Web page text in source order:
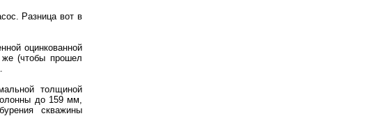
Разница вот в
оцинкованной
же (чтобы прошел
толщиной
до 159 мм,
скважины